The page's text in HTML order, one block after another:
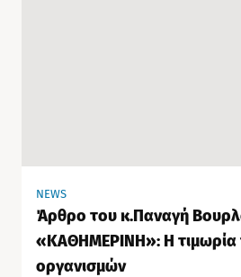
NEWS
Άρθρο του κ.Παναγή
«ΚΑΘΗΜΕΡΙΝΗ»: Η
οργανισμών